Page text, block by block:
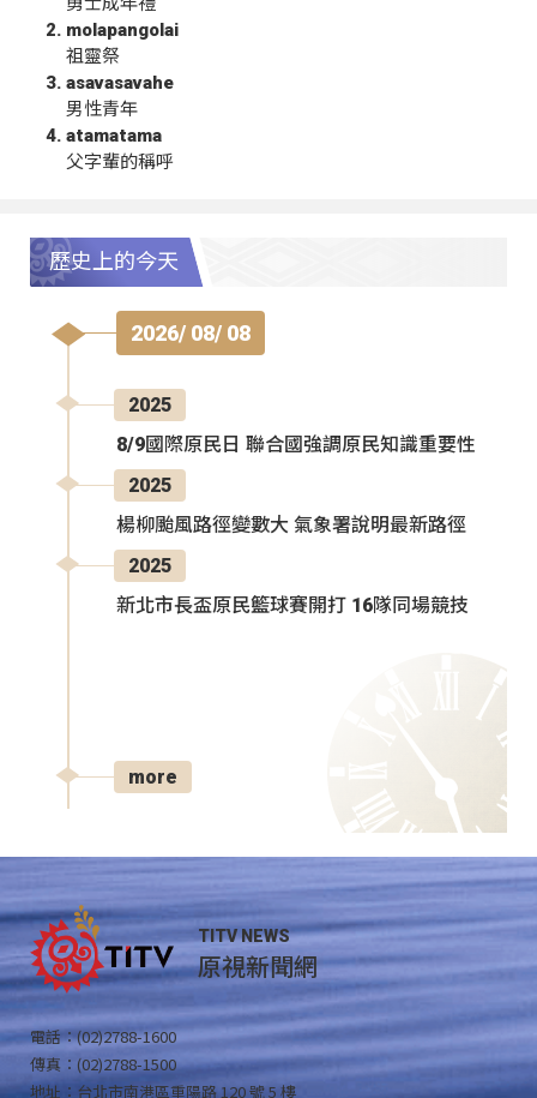
molapangolai
祖靈祭
asavasavahe
男性青年
atamatama
父字輩的稱呼
歷史上的今天
2026/ 08/ 08
2025
8/9國際原民日 聯合國強調原民知識重要性
2025
楊柳颱風路徑變數大 氣象署說明最新路徑
2025
新北市長盃原民籃球賽開打 16隊同場競技
more
TITV NEWS
原視新聞網
電話：(02)2788-1600
傳真：(02)2788-1500
地址：台北市南港區重陽路 120 號 5 樓